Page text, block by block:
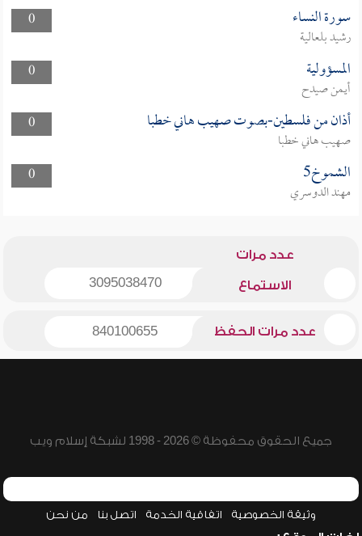
0
سورة النساء
رشيد بلعالية
0
المسؤولية
أيمن صيدح
0
أذان من فلسطين-بصوت صهيب هاني خطبا
صهيب هاني خطبا
0
الشموخ5
مهند الدوسري
عدد مرات
الاستماع 3095038470
عدد مرات الحفظ 840100655
جميع الحقوق محفوظة © 2026 - 1998 لشبكة إسلام ويب
وثيقة الخصوصية اتفاقية الخدمة اتصل بنا من نحن